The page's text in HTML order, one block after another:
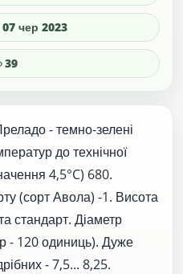
чер 2023
39
- темно-зелені
до технічної
4,5°C) 680.
(сорт Авола) -1. Висота
стандарт. Діаметр
- 120 одиниць). Дуже
- 7,5... 8,25.